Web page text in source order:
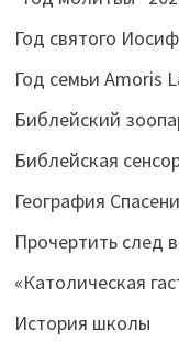
Год святого
Год семьи Amoris
Библейский
Библейская
География
Прочертить след
«Католическая
История школы